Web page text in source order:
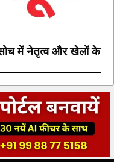
सोच में नेतृत्व और खेलों के